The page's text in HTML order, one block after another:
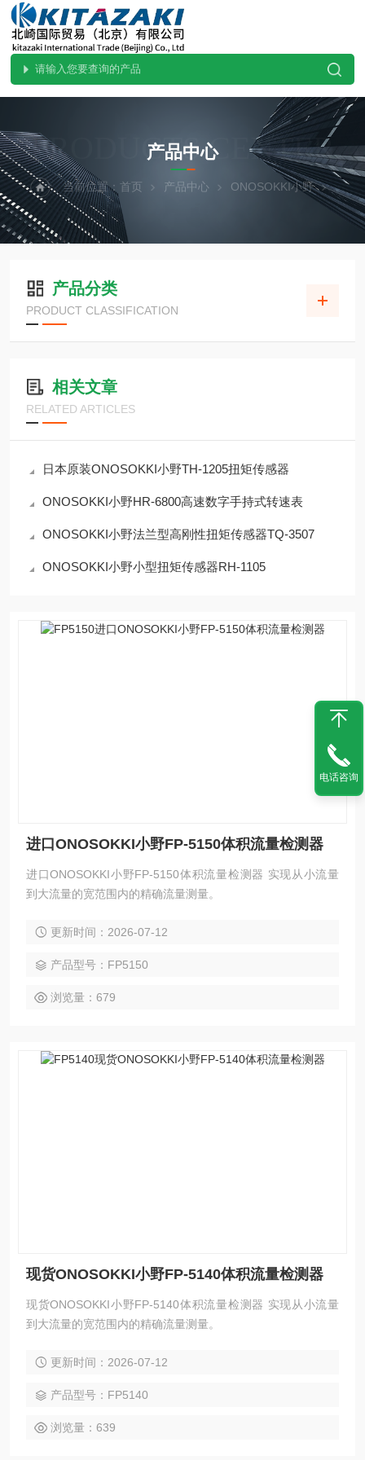
PRODUCTS CENTER
产品中心
当前位置： 首页 产品中心 ONOSOKKI小野
产品分类
PRODUCT CLASSIFICATION
相关文章
RELATED ARTICLES
日本原装ONOSOKKI小野TH-1205扭矩传感器
ONOSOKKI小野HR-6800高速数字手持式转速表
ONOSOKKI小野法兰型高刚性扭矩传感器TQ-3507
ONOSOKKI小野小型扭矩传感器RH-1105
进口ONOSOKKI小野FP-5150体积流量检测器
进口ONOSOKKI小野FP-5150体积流量检测器 实现从小流量
到大流量的宽范围内的精确流量测量。
更新时间：2026-07-12
产品型号：FP5150
浏览量：679
现货ONOSOKKI小野FP-5140体积流量检测器
现货ONOSOKKI小野FP-5140体积流量检测器 实现从小流量
到大流量的宽范围内的精确流量测量。
更新时间：2026-07-12
产品型号：FP5140
浏览量：639
电话咨询